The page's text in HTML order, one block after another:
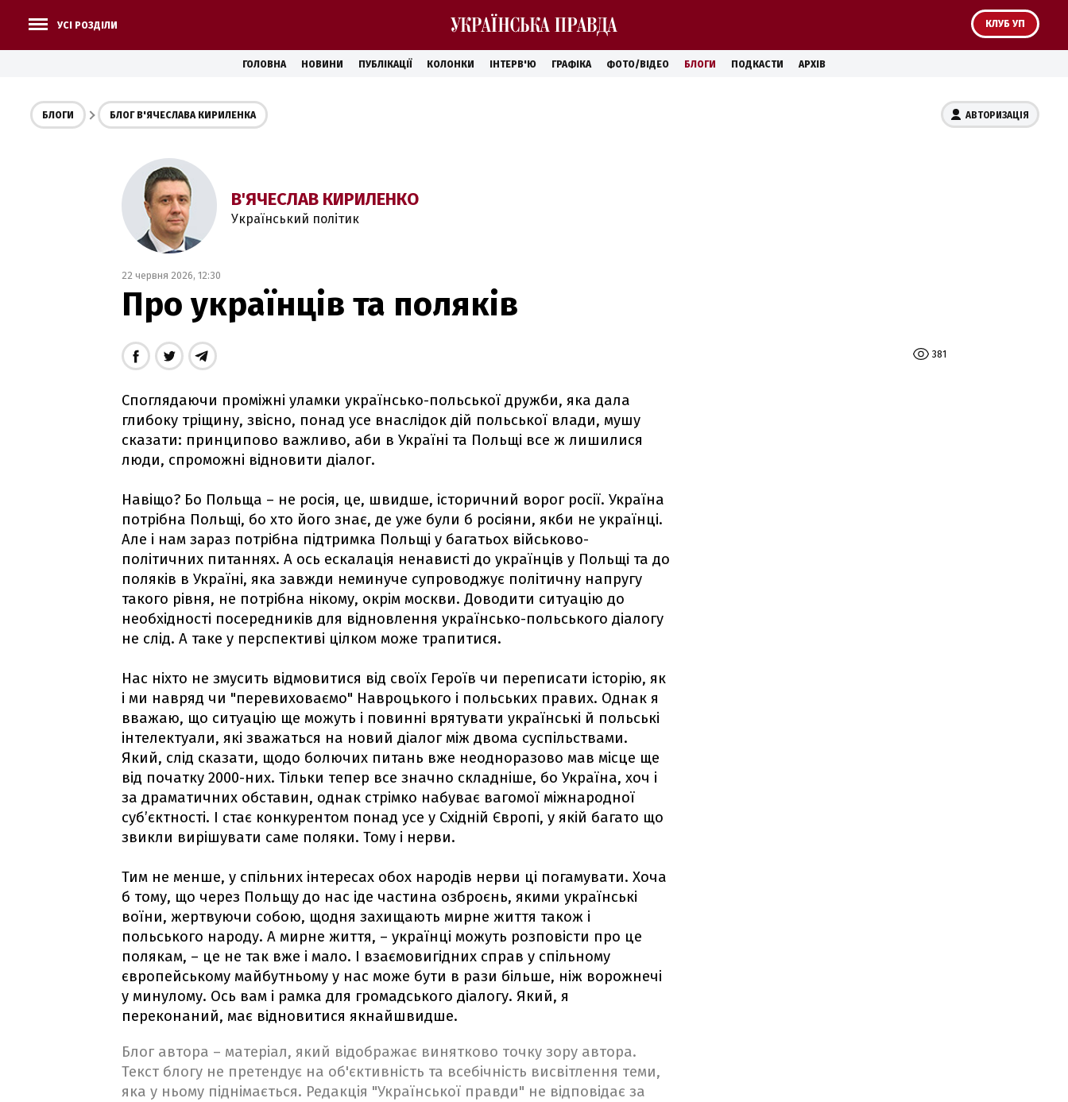
УСІ РОЗДІЛИ КЛУБ УП
ГОЛОВНА НОВИНИ ПУБЛІКАЦІЇ КОЛОНКИ ІНТЕРВ'Ю ГРАФІКА ФОТО/ВІДЕО БЛОГИ ПОДКАСТИ АРХІВ
АВТОРИЗАЦІЯ
БЛОГИ БЛОГ В'ЯЧЕСЛАВА КИРИЛЕНКА
В'ЯЧЕСЛАВ КИРИЛЕНКО
Український політик
22 червня 2026, 12:30
Про українців та поляків
381
Споглядаючи проміжні уламки українсько-польської дружби, яка дала
глибоку тріщину, звісно, понад усе внаслідок дій польської влади, мушу
сказати: принципово важливо, аби в Україні та Польщі все ж лишилися
люди, спроможні відновити діалог.
Навіщо? Бо Польща – не росія, це, швидше, історичний ворог росії. Україна
потрібна Польщі, бо хто його знає, де уже були б росіяни, якби не українці.
Але і нам зараз потрібна підтримка Польщі у багатьох військово-
політичних питаннях. А ось ескалація ненависті до українців у Польщі та до
поляків в Україні, яка завжди неминуче супроводжує політичну напругу
такого рівня, не потрібна нікому, окрім москви. Доводити ситуацію до
необхідності посередників для відновлення українсько-польського діалогу
не слід. А таке у перспективі цілком може трапитися.
Нас ніхто не змусить відмовитися від своїх Героїв чи переписати історію, як
і ми навряд чи "перевиховаємо" Навроцького і польських правих. Однак я
вважаю, що ситуацію ще можуть і повинні врятувати українські й польські
інтелектуали, які зважаться на новий діалог між двома суспільствами.
Який, слід сказати, щодо болючих питань вже неодноразово мав місце ще
від початку 2000-них. Тільки тепер все значно складніше, бо Україна, хоч і
за драматичних обставин, однак стрімко набуває вагомої міжнародної
субʼєктності. І стає конкурентом понад усе у Східній Європі, у якій багато що
звикли вирішувати саме поляки. Тому і нерви.
Тим не менше, у спільних інтересах обох народів нерви ці погамувати. Хоча
б тому, що через Польщу до нас іде частина озброєнь, якими українські
воїни, жертвуючи собою, щодня захищають мирне життя також і
польського народу. А мирне життя, – українці можуть розповісти про це
полякам, – це не так вже і мало. І взаємовигідних справ у спільному
європейському майбутньому у нас може бути в рази більше, ніж ворожнечі
у минулому. Ось вам і рамка для громадського діалогу. Який, я
переконаний, має відновитися якнайшвидше.
Блог автора – матеріал, який відображає винятково точку зору автора.
Текст блогу не претендує на об'єктивність та всебічність висвітлення теми,
яка у ньому піднімається. Редакція "Української правди" не відповідає за